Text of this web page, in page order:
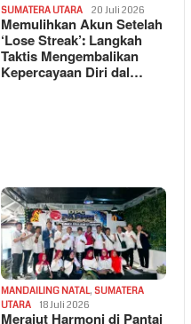
SUMATERA UTARA 20 Juli 2026
Memulihkan Akun Setelah
‘Lose Streak’: Langkah
Taktis Mengembalikan
Kepercayaan Diri dal…
MANDAILING NATAL, SUMATERA
UTARA
18 Juli 2026